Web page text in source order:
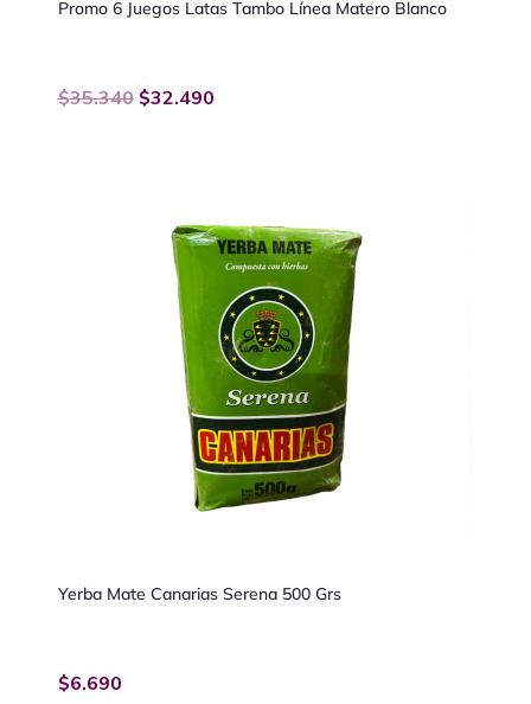
Promo 6 Juegos Latas Tambo Línea Matero Blanco
$35.340 $32.490
Yerba Mate Canarias Serena 500 Grs
$6.690